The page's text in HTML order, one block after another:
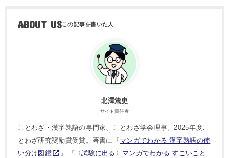
ABOUT US
北澤篤史
サイト責任者
ことわざ・漢字熟語の専門家、ことわざ学会理事。2025年度こ
とわざ研究奨励賞受賞。著書に『マンガでわかる 漢字熟語の使
い分け図鑑
』『 〈試験に出る〉マンガでわかる すごいこと